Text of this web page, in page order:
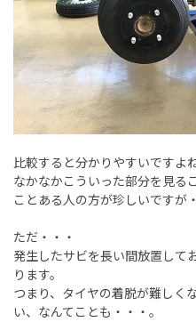
比較すると分かりやすいですよ
なかなかこういった部分を見る
ことある人の方が珍しいですが
ただ・・・
発生したサビを長い間放置して
ります。
つまり、タイヤの着脱が難しく
い、なんてことも・・・。